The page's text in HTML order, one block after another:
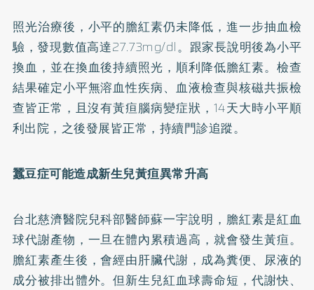
照光治療後，小平的膽紅素仍未降低，進一步抽血檢
驗，發現數值高達27.73mg/dl。跟家長說明後為小平
換血，並在換血後持續照光，順利降低膽紅素。檢查
結果確定小平無溶血性疾病、血液檢查與核磁共振檢
查皆正常，且沒有黃疸腦病變症狀，14天大時小平順
利出院，之後發展皆正常，持續門診追蹤。
蠶豆症可能造成新生兒黃疸異常升高
台北慈濟醫院兒科部醫師蘇一宇說明，膽紅素是紅血
球代謝產物，一旦在體內累積過高，就會發生黃疸。
膽紅素產生後，會經由肝臟代謝，成為糞便、尿液的
成分被排出體外。但新生兒紅血球壽命短，代謝快、